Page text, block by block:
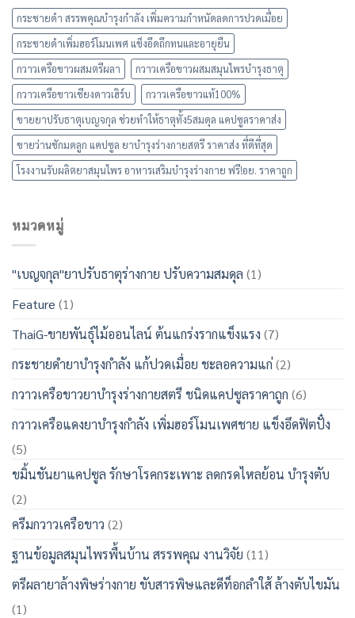
กระชายดำ สรรพคุณบำรุงกำลัง เพิ่มความกำหนัดลดการปวดเมื่อย
กระชายดำเพิ่มฮอร์โมนเพศ แข็งอึดถึกทนและอายุยืน
กวาวเครือขาวผสมตรีผลา
กวาวเครือขาวผสมสมุนไพรบำรุงธาตุ
กวาวเครือขาวเชียงดาวเฮิร์บ
กวาวเครือขาวแท้100%
ขายยาปรับธาตุเบญจกุล ช่วยทำให้ธาตุทั้ง5สมดุล แคปซูลราคาส่ง
ขายว่านชักมดลูก แคปซูล ยาบำรุงร่างกายสตรี ราคาส่ง ที่ดีที่สุด
โรงงานรับผลิตยาสมุนไพร อาหารเสริมบำรุงร่างกาย ฟรี!อย. ราคาถูก
หมวดหมู่
"เบญจกุล"ยาปรับธาตุร่างกาย ปรับความสมดุล (1)
Feature (1)
ThaiG-ขายพันธุ์ไม้ออนไลน์ ต้นแกร่งรากแข็งแรง (7)
กระชายดำยาบำรุงกำลัง แก้ปวดเมื่อย ชะลอความแก่(2)
กวาวเครือขาวยาบำรุงร่างกายสตรี ชนิดแคปซูลราคาถูก (6)
กวาวเครือแดงยาบำรุงกำลัง เพิ่มฮอร์โมนเพศชาย แข็งอึดฟิตปั๋ง
(5)
ขมิ้นชันยาแคปซูล รักษาโรคกระเพาะ ลดกรดไหลย้อน บำรุงตับ
(2)
ครีมกวาวเครือขาว (2)
ฐานข้อมูลสมุนไพรพื้นบ้าน สรรพคุณ งานวิจัย (11)
ตรีผลายาล้างพิษร่างกาย ขับสารพิษและดีท็อกลำใส้ ล้างตับไขมัน
(1)